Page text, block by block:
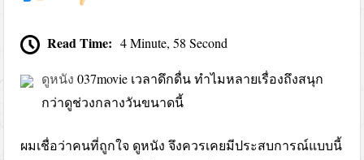
Read Time: 4 Minute, 58 Second
ดูหนัง 037movie เวลาดึกดื่น ทำไมหลายเรื่องถึงสนุก
กว่าดูช่วงกลางวันขนาดนี้
ผมเชื่อว่าคนที่ถูกใจ ดูหนัง จึงควรเคยมีประสบการณ์แบบนี้